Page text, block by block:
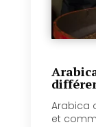
Arabica
et